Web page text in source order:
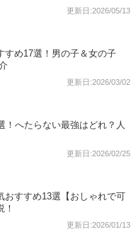
更新日:2026/05/13
すめ17選！男の子＆女の子
更新日:2026/03/02
！へたらない最強はどれ？人
更新日:2026/02/25
おすすめ13選【おしゃれで可
！
更新日:2026/01/13